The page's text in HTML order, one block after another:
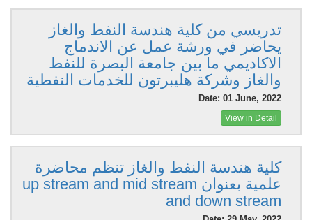
تدريسي من كلية هندسة النفط والغاز
يحاضر في ورشة عمل عن الاندماج
الاكاديمي ما بين جامعة البصرة للنفط
والغاز وشركة هليبرتون للخدمات النفطية
Date: 01 June, 2022
View in Detail
كلية هندسة النفط والغاز تنظم محاضرة
علمية بعنوان up stream and mid stream
and down stream